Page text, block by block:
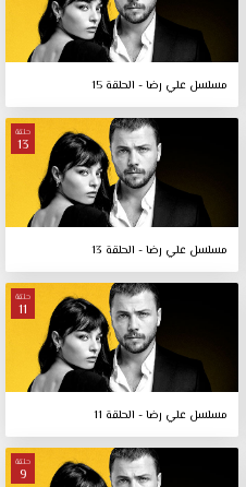
مسلسل علي رضا - الحلقة 15
حلقة
13
مسلسل علي رضا - الحلقة 13
حلقة
11
مسلسل علي رضا - الحلقة 11
حلقة
9